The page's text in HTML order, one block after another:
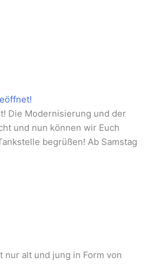
Die Modernisierung und der
und nun können wir Euch
begrüßen! Ab Samstag
nur alt und jung in Form von